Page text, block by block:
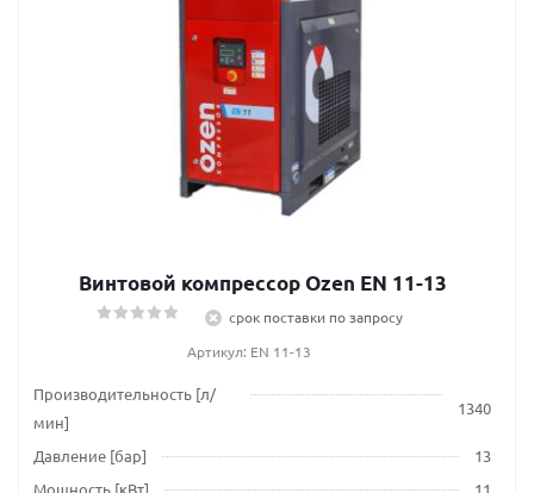
Винтовой компрессор Ozen EN 11-13
срок поставки по запросу
Артикул: EN 11-13
Производительность [л/
мин]
1340
Давление [бар]
13
Мощность [кВт]
11